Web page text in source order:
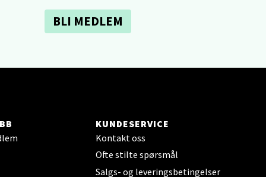
BLI MEDLEM
KUNDESERVICE
Kontakt oss
Ofte stilte spørsmål
Salgs- og leveringsbetingelser